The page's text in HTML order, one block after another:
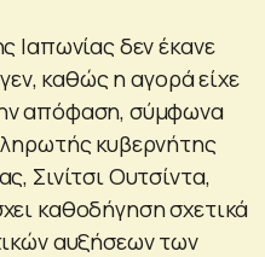
Ιαπωνίας δεν έκανε
καθώς η αγορά είχε
απόφαση, σύμφωνα
κυβερνήτης
Σινίτσι Ουτσίντα,
καθοδήγηση σχετικά
αυξήσεων των